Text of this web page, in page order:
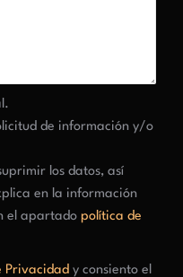
de información y/o
los datos, así
en la información
el apartado política de
Privacidad y consiento el